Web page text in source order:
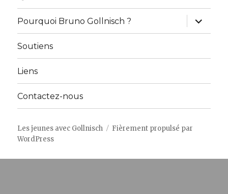
Pourquoi Bruno Gollnisch ?
ouvrir
le
sous-
Soutiens
Liens
Contactez-nous
Les jeunes avec Gollnisch
Fièrement propulsé par
WordPress